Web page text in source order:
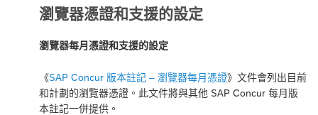
瀏覽器憑證和支援的設定
瀏覽器每月憑證和支援的設定
《SAP Concur 版本註記 – 瀏覽器每月憑證》文件會列出目前
和計劃的瀏覽器憑證。此文件將與其他 SAP Concur 每月版
本註記一併提供。